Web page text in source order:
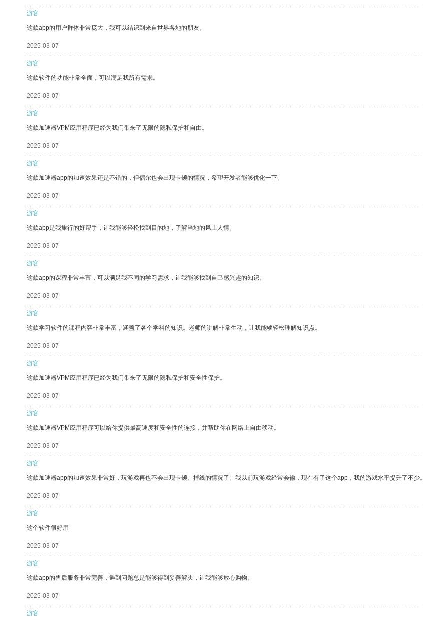
游客
这款app的用户群体非常庞大，我可以结识到来自世界各地的朋友。
2025-03-07
游客
这款软件的功能非常全面，可以满足我所有需求。
2025-03-07
游客
这款加速器VPM应用程序已经为我们带来了无限的隐私保护和自由。
2025-03-07
游客
这款加速器app的加速效果还是不错的，但偶尔也会出现卡顿的情况，希望开发者能够优化一下。
2025-03-07
游客
这款app是我旅行的好帮手，让我能够轻松找到目的地，了解当地的风土人情。
2025-03-07
游客
这款app的课程非常丰富，可以满足我不同的学习需求，让我能够找到自己感兴趣的知识。
2025-03-07
游客
这款学习软件的课程内容非常丰富，涵盖了各个学科的知识。老师的讲解非常生动，让我能够轻松理解知识点。
2025-03-07
游客
这款加速器VPM应用程序已经为我们带来了无限的隐私保护和安全性保护。
2025-03-07
游客
这款加速器VPM应用程序可以给你提供最高速度和安全性的连接，并帮助你在网络上自由移动。
2025-03-07
游客
这款加速器app的加速效果非常好，玩游戏再也不会出现卡顿、掉线的情况了。我以前玩游戏经常会输，现在有了这个app，我的游戏水平提升了不少。
2025-03-07
游客
这个软件很好用
2025-03-07
游客
这款app的售后服务非常完善，遇到问题总是能够得到妥善解决，让我能够放心购物。
2025-03-07
游客